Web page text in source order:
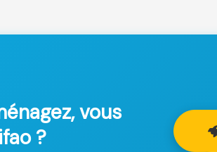
vous
?